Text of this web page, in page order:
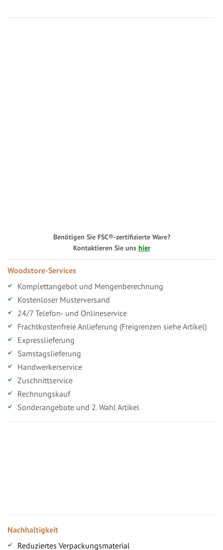
Benötigen Sie FSC®-zertifizierte Ware?
Kontaktieren Sie uns hier
Woodstore-Services
Komplettangebot und Mengenberechnung
Kostenloser Musterversand
24/7 Telefon- und Onlineservice
Frachtkostenfreie Anlieferung (Freigrenzen siehe Artikel)
Expresslieferung
Samstagslieferung
Handwerkerservice
Zuschnittservice
Rechnungskauf
Sonderangebote und 2. Wahl Artikel
Nachhaltigkeit
Reduziertes Verpackungsmaterial